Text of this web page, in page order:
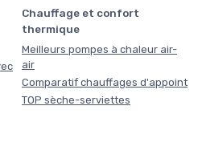
Chauffage et confort
thermique
Meilleurs pompes à chaleur air-
air
Comparatif chauffages d'appoint
TOP sèche-serviettes